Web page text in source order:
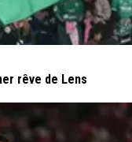
rêve de Lens